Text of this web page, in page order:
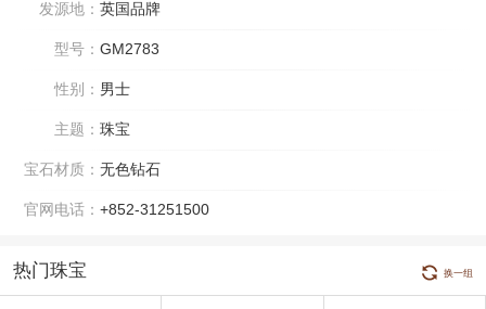
发源地： 英国品牌
型号： GM2783
性别： 男士
主题： 珠宝
宝石材质： 无色钻石
官网电话： +852-31251500
热门珠宝 换一组